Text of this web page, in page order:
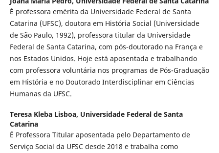
É professora emérita da Universidade Federal de Santa
Catarina (UFSC), doutora em História Social (Universidade
de São Paulo, 1992), professora titular da Universidade
Federal de Santa Catarina, com pós-doutorado na França e
nos Estados Unidos. Hoje está aposentada e trabalhando
com professora voluntária nos programas de Pós-Graduação
em História e no Doutorado Interdisciplinar em Ciências
Humanas da UFSC.
Teresa Kleba Lisboa, Universidade Federal de Santa
Catarina
É Professora Titular aposentada pelo Departamento de
Serviço Social da UFSC desde 2018 e trabalha como